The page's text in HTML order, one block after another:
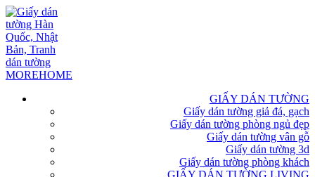
GIẤY DÁN TƯỜNG
Giấy dán tường giả đá, gạch
Giấy dán tường phòng ngủ đẹp
Giấy dán tường vân gỗ
Giấy dán tường 3d
Giấy dán tường phòng khách
GIẤY DÁN TƯỜNG LIVING